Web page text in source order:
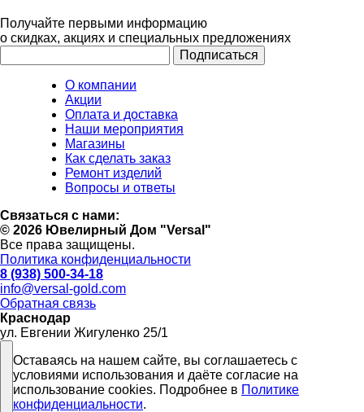
Получайте первыми информацию
о скидках, акциях и специальных предложениях
О компании
Акции
Оплата и доставка
Наши мероприятия
Магазины
Как сделать заказ
Ремонт изделий
Вопросы и ответы
Связаться с нами:
© 2026 Ювелирный Дом "Versal"
Все права защищены.
Политика конфиденциальности
8 (938) 500-34-18
info@versal-gold.com
Обратная связь
Краснодар
ул. Евгении Жигуленко 25/1
Оставаясь на нашем сайте, вы соглашаетесь с
условиями использования и даёте согласие на
использование cookies. Подробнее в Политике
конфиденциальности.